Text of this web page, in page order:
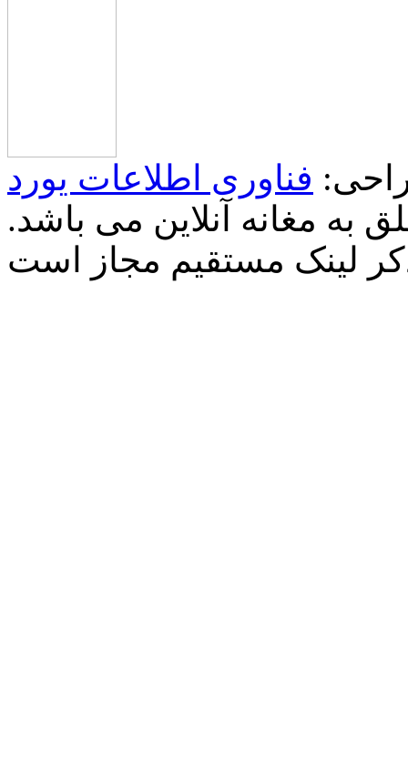
فناوری اطلاعات یورد
به مغانه آنلاین می باشد.